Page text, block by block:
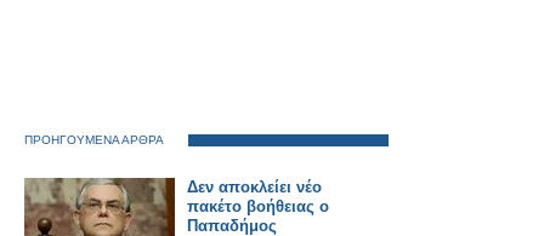
ΠΡΟΗΓΟΥΜΕΝΑ ΑΡΘΡΑ
Δεν αποκλείει νέο
πακέτο βοήθειας ο
Παπαδήμος